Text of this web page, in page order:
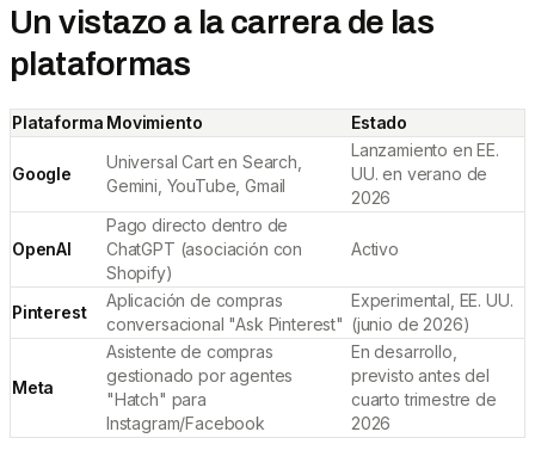
Un vistazo a la carrera de las
plataformas
Plataforma Movimiento Estado
Google
Universal Cart en Search,
Gemini, YouTube, Gmail
Lanzamiento en EE.
UU. en verano de
2026
OpenAI
Pago directo dentro de
ChatGPT (asociación con
Shopify)
Activo
Pinterest
Aplicación de compras
conversacional "Ask Pinterest"
Experimental, EE. UU.
(junio de 2026)
Meta
Asistente de compras
gestionado por agentes
"Hatch" para
Instagram/Facebook
En desarrollo,
previsto antes del
cuarto trimestre de
2026